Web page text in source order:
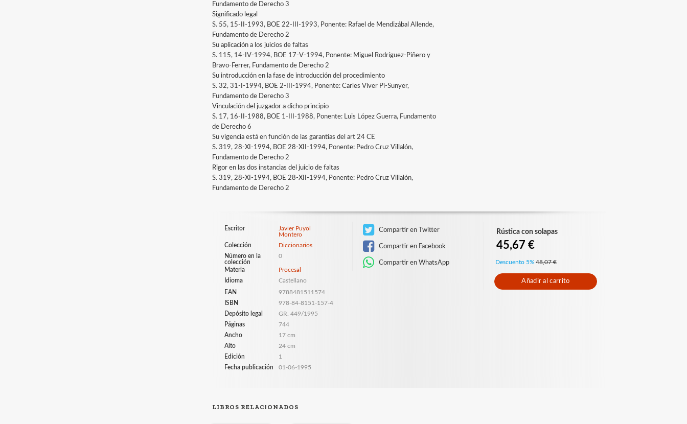
Fundamento de Derecho 3
Significado legal
S. 55, 15-II-1993, BOE 22-III-1993, Ponente: Rafael de Mendizábal Allende,
Fundamento de Derecho 2
Su aplicación a los juicios de faltas
S. 115, 14-IV-1994, BOE 17-V-1994, Ponente: Miguel Rodríguez-Piñero y
Bravo-Ferrer, Fundamento de Derecho 2
Su introducción en la fase de introducción del procedimiento
S. 32, 31-I-1994, BOE 2-III-1994, Ponente: Carles Viver Pi-Sunyer,
Fundamento de Derecho 3
Vinculación del juzgador a dicho principio
S. 17, 16-II-1988, BOE 1-III-1988, Ponente: Luis López Guerra, Fundamento
de Derecho 6
Su vigencia está en función de las garantías del art 24 CE
S. 319, 28-XI-1994, BOE 28-XII-1994, Ponente: Pedro Cruz Villalón,
Fundamento de Derecho 2
Rigor en las dos instancias del juicio de faltas
S. 319, 28-XI-1994, BOE 28-XII-1994, Ponente: Pedro Cruz Villalón,
Fundamento de Derecho 2
Escritor
Javier Puyol
Montero
Colección
Diccionarios
Número en la
colección
0
Materia
Procesal
Idioma
Castellano
EAN
9788481511574
ISBN
978-84-8151-157-4
Depósito legal
GR. 449/1995
Páginas
744
Ancho
17 cm
Alto
24 cm
Edición
1
Fecha publicación
01-06-1995
Compartir en Twitter
Compartir en Facebook
Compartir en WhatsApp
Rústica con solapas
45,67 €
Descuento 5% 48,07 €
Añadir al carrito
LIBROS RELACIONADOS